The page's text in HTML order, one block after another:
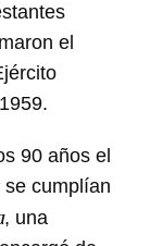
el
90 años el
cumplían
, una